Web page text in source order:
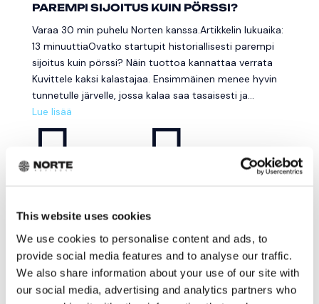
This website uses cookies
We use cookies to personalise content and ads, to
provide social media features and to analyse our traffic.
We also share information about your use of our site with
our social media, advertising and analytics partners who
PAREMPI SIJOITUS KUIN PÖRSSI?
Varaa 30 min puhelu Norten kanssa.Artikkelin lukuaika:
13 minuuttiaOvatko startupit historiallisesti parempi
sijoitus kuin pörssi? Näin tuottoa kannattaa verrata
Kuvittele kaksi kalastajaa. Ensimmäinen menee hyvin
tunnetulle järvelle, jossa kalaa saa tasaisesti ja...
Lue lisää
  apr 23, 2026
STARTUP-SIJOITTAMINEN: EROT
PÖRSSIIN VERRATTUNA | NORTE
Varaa 30 min puhelu Norten kanssa.Artikkelin lukuaika:
9 minuuttiaStartup-sijoittaminen vs.